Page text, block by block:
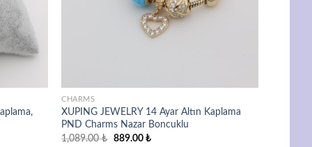
CHARMS
XUPING JEWELRY 14 Ayar Altın Kaplama
PND Charms Nazar Boncuklu
1,089.00₺ Orijinal
889.00 ₺Şu